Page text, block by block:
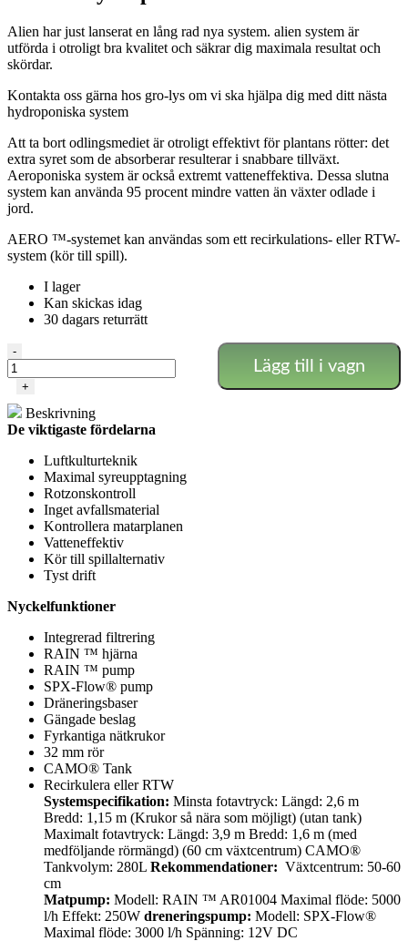
Alien har just lanserat en lång rad nya system. alien system är
utförda i otroligt bra kvalitet och säkrar dig maximala resultat och
skördar.
Kontakta oss gärna hos gro-lys om vi ska hjälpa dig med ditt nästa
hydroponiska system
Att ta bort odlingsmediet är otroligt effektivt för plantans rötter: det
extra syret som de absorberar resulterar i snabbare tillväxt.
Aeroponiska system är också extremt vatteneffektiva. Dessa slutna
system kan använda 95 procent mindre vatten än växter odlade i
jord.
AERO ™-systemet kan användas som ett recirkulations- eller RTW-
system (kör till spill).
I lager
Kan skickas idag
30 dagars returrätt
Alien
Aero
Kruka
15L
-
+
Lägg till i vagn
Beskrivning
De viktigaste fördelarna
Luftkulturteknik
Maximal syreupptagning
Rotzonskontroll
Inget avfallsmaterial
Kontrollera matarplanen
Vatteneffektiv
Kör till spillalternativ
Tyst drift
Nyckelfunktioner
Integrerad filtrering
RAIN ™ hjärna
RAIN ™ pump
SPX-Flow® pump
Dräneringsbaser
Gängade beslag
Fyrkantiga nätkrukor
32 mm rör
CAMO® Tank
Recirkulera eller RTW
Systemspecifikation: Minsta fotavtryck: Längd: 2,6 m
Bredd: 1,15 m (Krukor så nära som möjligt) (utan tank)
Maximalt fotavtryck: Längd: 3,9 m Bredd: 1,6 m (med
medföljande rörmängd) (60 cm växtcentrum) CAMO®
Tankvolym: 280L Rekommendationer: Växtcentrum: 50-60
cm
Matpump: Modell: RAIN ™ AR01004 Maximal flöde: 5000
l/h Effekt: 250W dreneringspump: Modell: SPX-Flow®
Maximal flöde: 3000 l/h Spänning: 12V DC